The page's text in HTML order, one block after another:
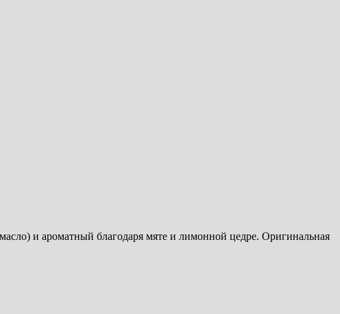
и ароматный благодаря мяте и лимонной цедре. Оригинальная